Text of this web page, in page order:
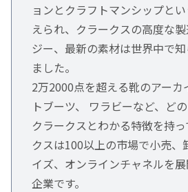
ョンとクラフトマンシップと
えられ、クラークスの高度な
ジー、最新の素材は世界中で
ました。
2万2000点を超える靴のアーカ
トブーツ、 ワラビーなど、ど
クラークスとわかる特徴を持
クスは100以上の市場で小売、
イズ、オンラインチャネルを
企業です。